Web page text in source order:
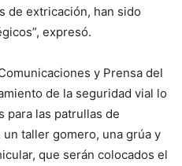
de extricación, han sido
expresó.
y Prensa del
de la seguridad vial lo
para las patrullas de
taller gomero, una grúa y
que serán colocados el